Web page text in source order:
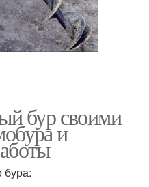
бур своими
и